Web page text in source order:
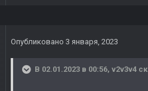
Опубликовано 3 января, 2023
В 02.01.2023 в 00:56, v2v3v4